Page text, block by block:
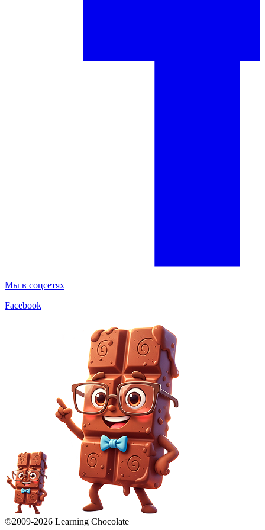
Мы в соцсетях
Facebook
©2009-2026 Learning Chocolate